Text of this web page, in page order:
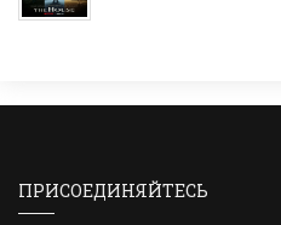
ПРИСОЕДИНЯЙТЕСЬ